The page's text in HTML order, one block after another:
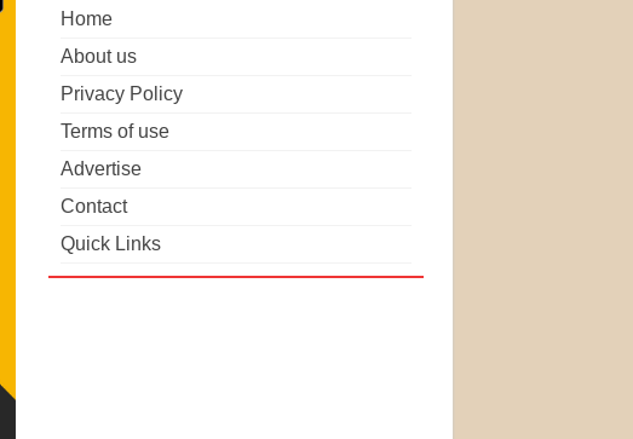
Home
About us
Privacy Policy
Terms of use
Advertise
Contact
Quick Links